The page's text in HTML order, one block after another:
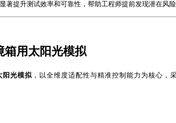
著提升测试效率和可靠性，帮助工程师提前发现潜在风
箱用太阳光模拟
阳光模拟 ，以全维度适配性与精准控制能力为核心，